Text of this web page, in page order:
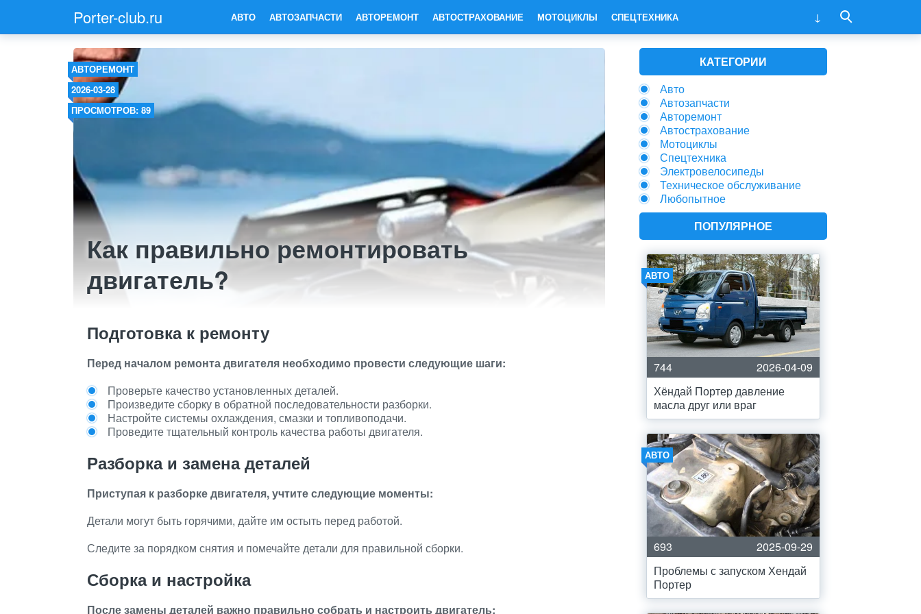
Porter-club.ru АВТО АВТОЗАПЧАСТИ АВТОРЕМОНТ АВТОСТРАХОВАНИЕ МОТОЦИКЛЫ СПЕЦТЕХНИКА
АВТОРЕМОНТ
2026-03-28
ПРОСМОТРОВ: 89
Как правильно ремонтировать
двигатель?
Подготовка к ремонту
Перед началом ремонта двигателя необходимо провести следующие шаги:
Проверьте качество установленных деталей.
Произведите сборку в обратной последовательности разборки.
Настройте системы охлаждения, смазки и топливоподачи.
Проведите тщательный контроль качества работы двигателя.
Разборка и замена деталей
Приступая к разборке двигателя, учтите следующие моменты:
Детали могут быть горячими, дайте им остыть перед работой.
Следите за порядком снятия и помечайте детали для правильной сборки.
Сборка и настройка
После замены деталей важно правильно собрать и настроить двигатель:
КАТЕГОРИИ
Авто
Автозапчасти
Авторемонт
Автострахование
Мотоциклы
Спецтехника
Электровелосипеды
Техническое обслуживание
Любопытное
ПОПУЛЯРНОЕ
АВТО
744
2026-04-09
Хёндай Портер давление
масла друг или враг
АВТО
693
2025-09-29
Проблемы с запуском Хендай
Портер